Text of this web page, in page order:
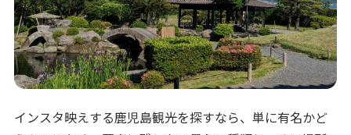
インスタ映えする鹿児島観光を探すなら、単に有名かど